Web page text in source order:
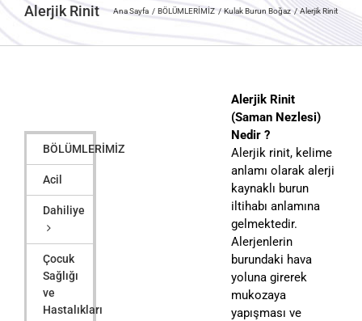
Alerjik Rinit Ana Sayfa BÖLÜMLERİMİZ Kulak Burun Boğaz Alerjik Rinit
Alerjik Rinit
(Saman Nezlesi)
Nedir ?
Alerjik rinit, kelime
anlamı olarak alerji
kaynaklı burun
iltihabı anlamına
gelmektedir.
Alerjenlerin
burundaki hava
yoluna girerek
mukozaya
yapışması ve
BÖLÜMLERİMİZ
Acil
Dahiliye
Çocuk
Sağlığı
ve
Hastalıkları